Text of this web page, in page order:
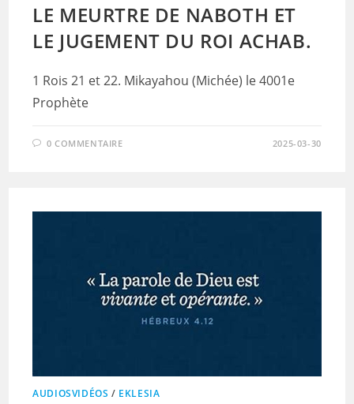
LE MEURTRE DE NABOTH ET
LE JUGEMENT DU ROI ACHAB.
1 Rois 21 et 22. Mikayahou (Michée) le 4001e
Prophète
0 COMMENTAIRE 2025-03-30
AUDIOSVIDÉOS / EKLESIA